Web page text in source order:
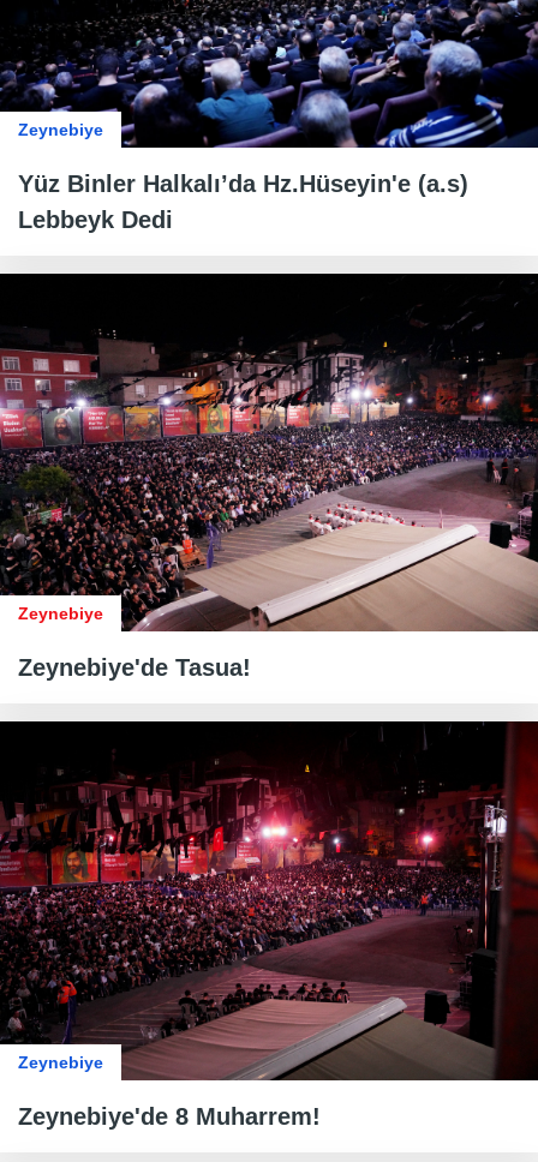
Zeynebiye
Yüz Binler Halkalı’da Hz.Hüseyin'e (a.s)
Lebbeyk Dedi
Zeynebiye
Zeynebiye'de Tasua!
Zeynebiye
Zeynebiye'de 8 Muharrem!